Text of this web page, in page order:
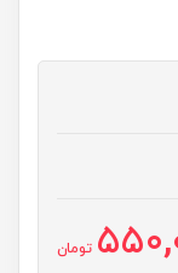
تومان